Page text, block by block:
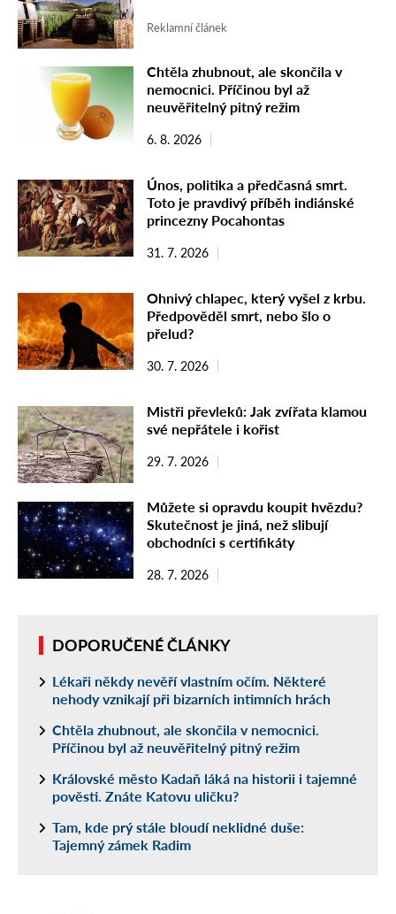
Reklamní článek
Chtěla zhubnout, ale skončila v
nemocnici. Příčinou byl až
neuvěřitelný pitný režim
6. 8. 2026
Únos, politika a předčasná smrt.
Toto je pravdivý příběh indiánské
princezny Pocahontas
31. 7. 2026
Ohnivý chlapec, který vyšel z krbu.
Předpověděl smrt, nebo šlo o
přelud?
30. 7. 2026
Mistři převleků: Jak zvířata klamou
své nepřátele i kořist
29. 7. 2026
Můžete si opravdu koupit hvězdu?
Skutečnost je jiná, než slibují
obchodníci s certifikáty
28. 7. 2026
DOPORUČENÉ ČLÁNKY
Lékaři někdy nevěří vlastním očím. Některé
nehody vznikají při bizarních intimních hrách
Chtěla zhubnout, ale skončila v nemocnici.
Příčinou byl až neuvěřitelný pitný režim
Královské město Kadaň láká na historii i tajemné
pověsti. Znáte Katovu uličku?
Tam, kde prý stále bloudí neklidné duše:
Tajemný zámek Radim